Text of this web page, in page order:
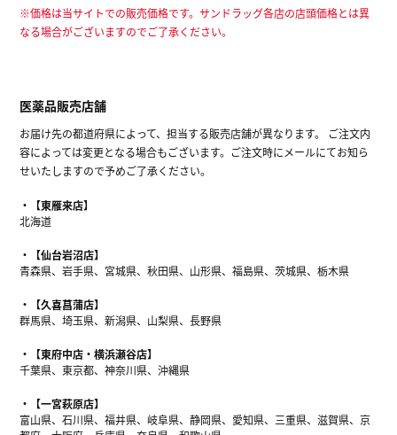
※価格は当サイトでの販売価格です。サンドラッグ各店の店頭価格とは異
なる場合がございますのでご了承ください。
医薬品販売店舗
お届け先の都道府県によって、担当する販売店舗が異なります。 ご注文内
容によっては変更となる場合もございます。ご注文時にメールにてお知ら
せいたしますので予めご了承ください。
【東雁来店】
北海道
【仙台岩沼店】
青森県、岩手県、宮城県、秋田県、山形県、福島県、茨城県、栃木県
【久喜菖蒲店】
群馬県、埼玉県、新潟県、山梨県、長野県
【東府中店・横浜瀬谷店】
千葉県、東京都、神奈川県、沖縄県
【一宮萩原店】
富山県、石川県、福井県、岐阜県、静岡県、愛知県、三重県、滋賀県、京